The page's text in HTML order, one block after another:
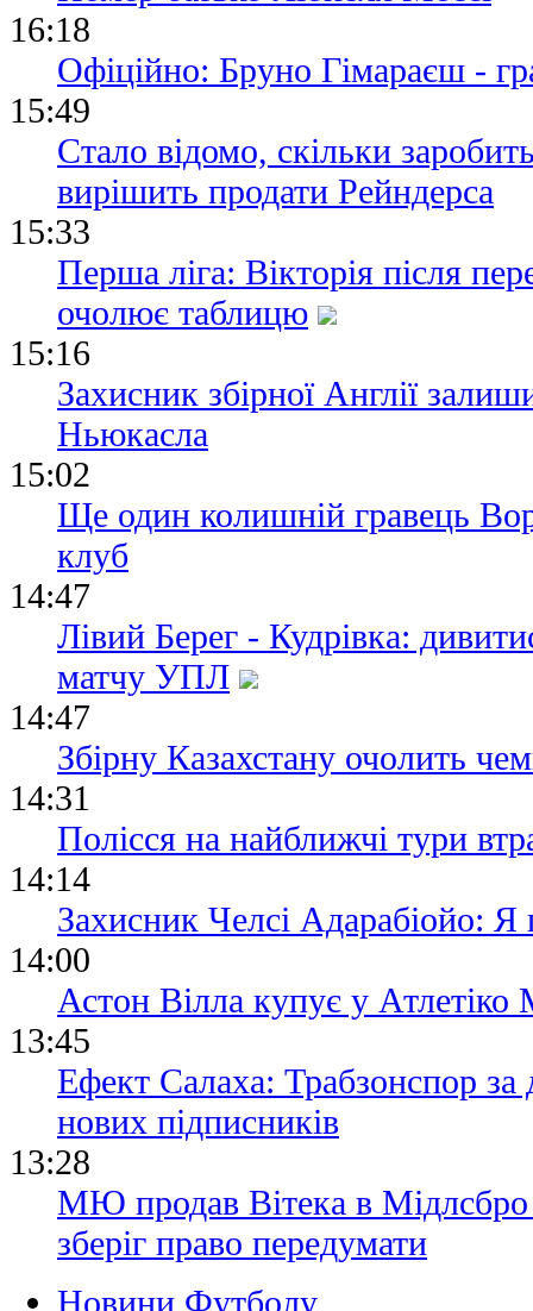
16:18
Офіційно: Бруно Гімараєш -
15:49
Стало відомо, скільки
вирішить продати Рейндерса
15:33
Перша ліга: Вікторія після
очолює таблицю
15:16
Захисник збірної Англії
Ньюкасла
15:02
Ще один колишній гравець
клуб
14:47
Лівий Берег - Кудрівка:
матчу УПЛ
14:47
Збірну Казахстану очолить
14:31
Полісся на найближчі тури
14:14
Захисник Челсі Адарабіойо:
14:00
Астон Вілла купує у Атлетіко
13:45
Ефект Салаха: Трабзонспор за
нових підписників
13:28
МЮ продав Вітека в Мідлсбро
зберіг право передумати
Новини Футболу